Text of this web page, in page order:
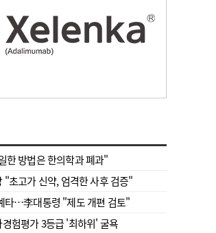
한 방법은 한의학과 폐과"
" 초고가 신약, 엄격한 사후 검증"
타…李대통령 "제도 개편 검토"
험평가 3등급 '최하위' 굴욕